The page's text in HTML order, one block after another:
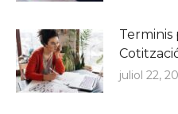
Terminis
juliol 22,